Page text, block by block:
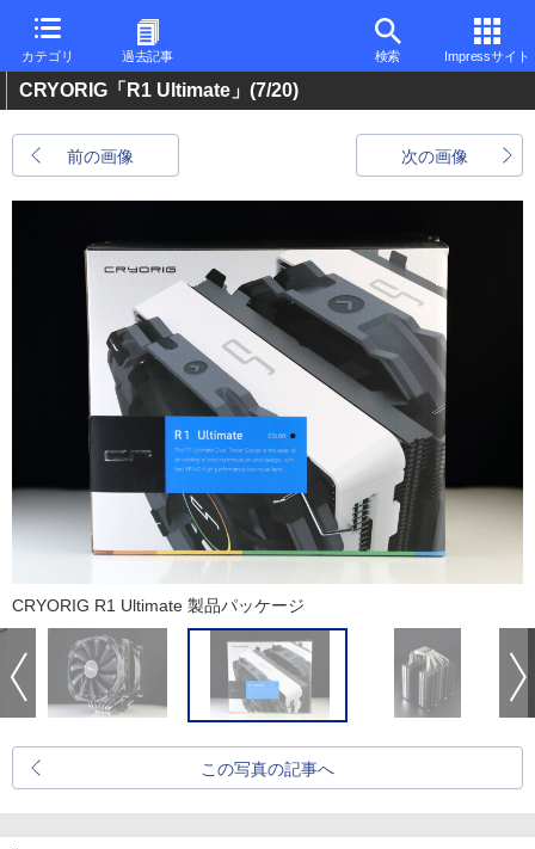
カテゴリ 過去記事 検索 Impressサイト
CRYORIG「R1 Ultimate」 (7/20)
前の画像 次の画像
CRYORIG R1 Ultimate 製品パッケージ
この写真の記事へ